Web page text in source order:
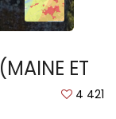
ET
4 421